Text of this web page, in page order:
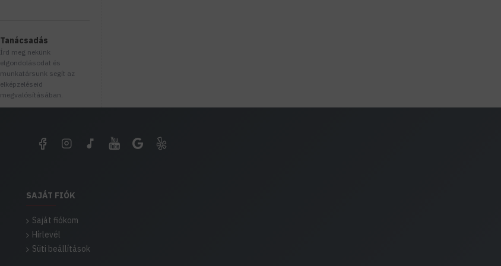
Tanácsadás
Írd meg nekünk
elgondolásodat és
munkatársunk segít az
elképzeléseid
megvalósításában.
SAJÁT FIÓK
Saját fiókom
Hírlevél
Süti beállítások